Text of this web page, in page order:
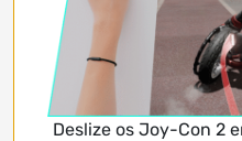
Deslize os Joy-Con 2